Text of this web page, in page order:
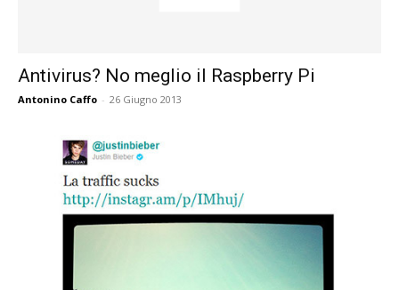
Antivirus? No meglio il Raspberry Pi
Antonino Caffo - 26 Giugno 2013